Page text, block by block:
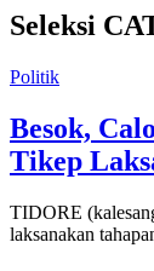
Seleksi
Politik
Besok,
Tikep
TIDORE
laksanakan